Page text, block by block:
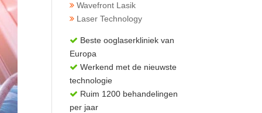
Wavefront Lasik
Laser Technology
Beste ooglaserkliniek van
Europa
Werkend met de nieuwste
technologie
Ruim 1200 behandelingen
per jaar